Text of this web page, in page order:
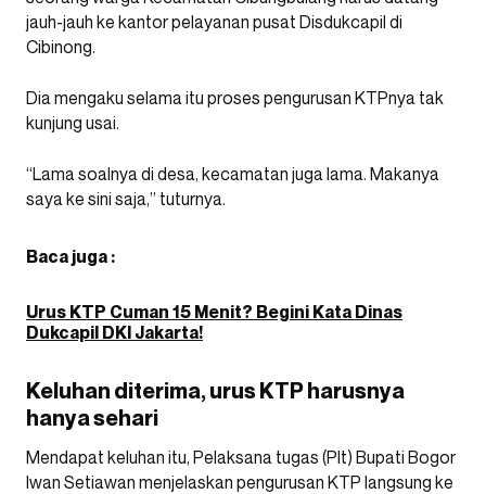
jauh-jauh ke kantor pelayanan pusat Disdukcapil di
Cibinong.
Dia mengaku selama itu proses pengurusan KTPnya tak
kunjung usai.
“Lama soalnya di desa, kecamatan juga lama. Makanya
saya ke sini saja,” tuturnya.
Baca juga :
Urus KTP Cuman 15 Menit? Begini Kata Dinas
Dukcapil DKI Jakarta!
Keluhan diterima, urus KTP harusnya
hanya sehari
Mendapat keluhan itu, Pelaksana tugas (Plt) Bupati Bogor
Iwan Setiawan menjelaskan pengurusan KTP langsung ke